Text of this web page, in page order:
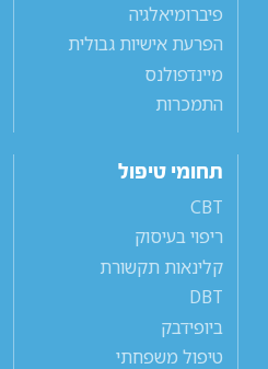
פיברומיאלגיה
הפרעת אישיות גבולית
מיינדפולנס
התמכרות
תחומי טיפול
CBT
ריפוי בעיסוק
קלינאות תקשורת
DBT
ביופידבק
טיפול משפחתי